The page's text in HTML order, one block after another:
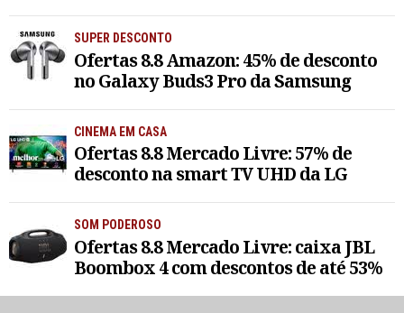
SUPER DESCONTO
Ofertas 8.8 Amazon: 45% de desconto
no Galaxy Buds3 Pro da Samsung
CINEMA EM CASA
Ofertas 8.8 Mercado Livre: 57% de
desconto na smart TV UHD da LG
SOM PODEROSO
Ofertas 8.8 Mercado Livre: caixa JBL
Boombox 4 com descontos de até 53%